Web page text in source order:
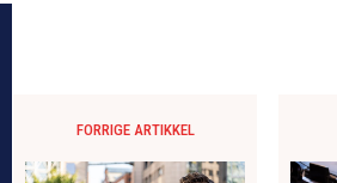
FORRIGE ARTIKKEL